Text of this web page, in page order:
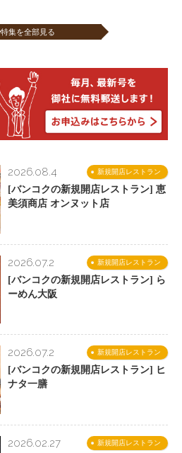
特集を全部見る
新規開店レストラン
2026.08.4
[バンコクの新規開店レストラン] 恵
美須商店 オンヌット店
新規開店レストラン
2026.07.2
[バンコクの新規開店レストラン] ら
ーめん大阪
新規開店レストラン
2026.07.2
[バンコクの新規開店レストラン] ヒ
ナタ一膳
新規開店レストラン
2026.02.27